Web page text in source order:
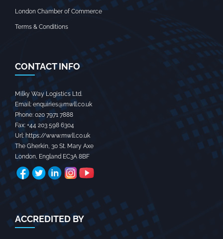
London Chamber of Commerce
Terms & Conditions
CONTACT INFO
Milky Way Logistics Ltd.
Email: enquiries@mwll.co.uk
Phone: 020 7971 7888‬
Fax: +44 203 598 6304‬
Url: https://www.mwll.co.uk
The Gherkin, 30 St. Mary Axe
London, England EC3A 8BF
ACCREDITED BY